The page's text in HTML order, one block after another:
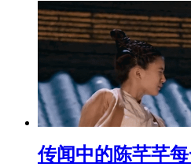
传闻中的陈芊芊